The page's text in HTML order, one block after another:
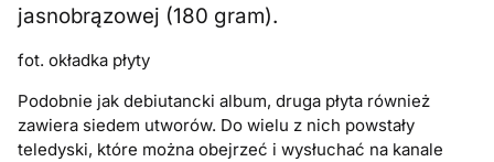
jasnobrązowej (180 gram).
fot. okładka płyty
Podobnie jak debiutancki album, druga płyta również
zawiera siedem utworów. Do wielu z nich powstały
teledyski, które można obejrzeć i wysłuchać na kanale